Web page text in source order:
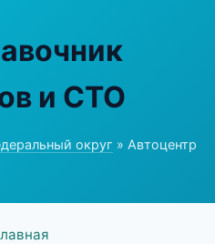
и СТО
округ » Автоцентр